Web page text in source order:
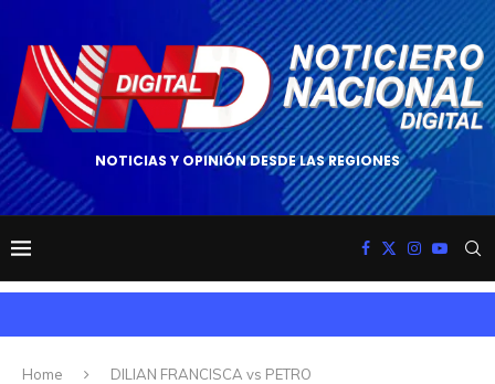
NOTICIAS Y OPINIÓN DESDE LAS REGIONES
Home DILIAN FRANCISCA vs PETRO